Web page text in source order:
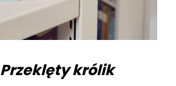
Przeklęty królik